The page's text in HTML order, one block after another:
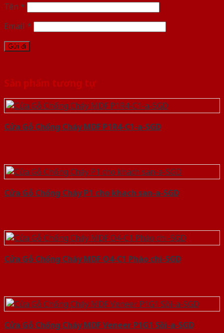
Tên *
Email *
Sản phẩm tương tự
Cửa Gỗ Chống Cháy MDF P1R4-C1-a-SGD
Cửa Gỗ Chống Cháy P1 cho khach san-a-SGD
Cửa Gỗ Chống Cháy MDF O4-C1 Phào chi-SGD
Cửa Gỗ Chống Cháy MDF Veneer P1G1 Sồi-a-SGD